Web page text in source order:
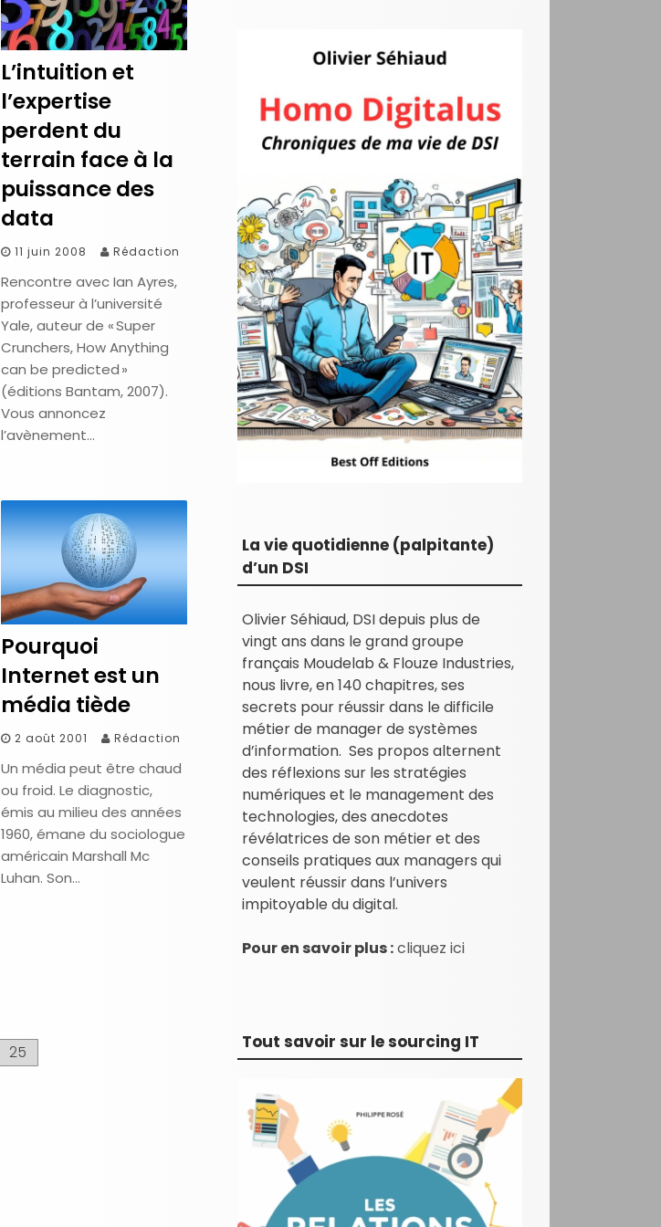
L’intuition et
l’expertise
perdent du
terrain face à la
puissance des
data
11 juin 2008 Rédaction
Rencontre avec Ian Ayres,
professeur à l’université
Yale, auteur de « Super
Crunchers, How Anything
can be predicted »
(éditions Bantam, 2007).
Vous annoncez
l’avènement…
Pourquoi
Internet est un
média tiède
2 août 2001 Rédaction
Un média peut être chaud
ou froid. Le diagnostic,
émis au milieu des années
1960, émane du sociologue
américain Marshall Mc
Luhan. Son…
25
La vie quotidienne (palpitante)
d’un DSI
Olivier Séhiaud, DSI depuis plus de
vingt ans dans le grand groupe
français Moudelab & Flouze Industries,
nous livre, en 140 chapitres, ses
secrets pour réussir dans le difficile
métier de manager de systèmes
d’information. Ses propos alternent
des réflexions sur les stratégies
numériques et le management des
technologies, des anecdotes
révélatrices de son métier et des
conseils pratiques aux managers qui
veulent réussir dans l’univers
impitoyable du digital.
Pour en savoir plus :cliquez ici
Tout savoir sur le sourcing IT